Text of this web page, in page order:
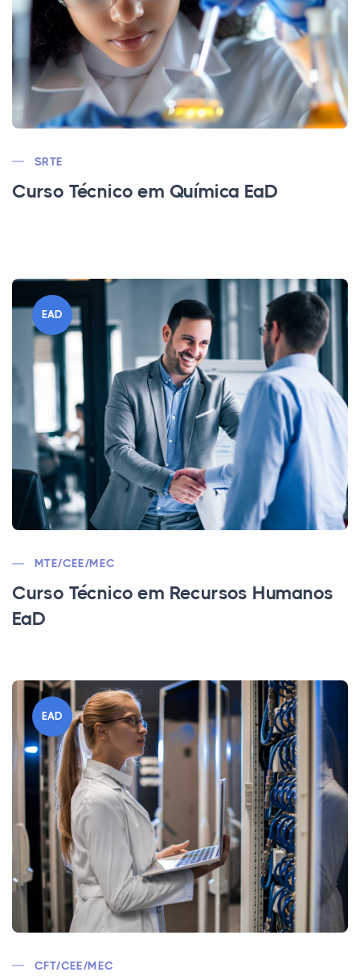
SRTE
Curso Técnico em Química EaD
EAD
MTE/CEE/MEC
Curso Técnico em Recursos Humanos
EaD
EAD
CFT/CEE/MEC